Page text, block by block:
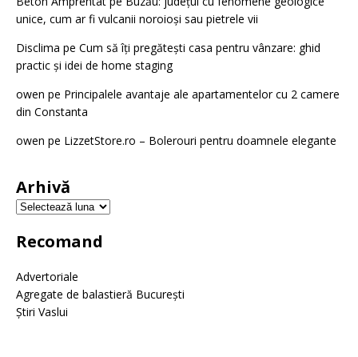
unice, cum ar fi vulcanii noroioși sau pietrele vii
Disclima pe Cum să îți pregătești casa pentru vânzare: ghid
practic și idei de home staging
owen pe Principalele avantaje ale apartamentelor cu 2 camere
din Constanta
owen pe LizzetStore.ro – Bolerouri pentru doamnele elegante
Arhivă
Recomand
Advertoriale
Agregate de balastieră București
Știri Vaslui